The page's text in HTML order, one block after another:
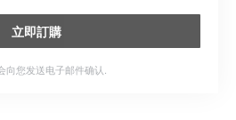
立即訂購
向您发送电子邮件确认.